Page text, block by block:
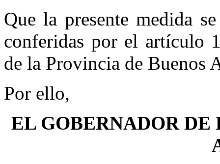
Que la presente medida
conferidas por el artículo
de la Provincia de Buenos
Por ello,
EL GOBERNADOR DE